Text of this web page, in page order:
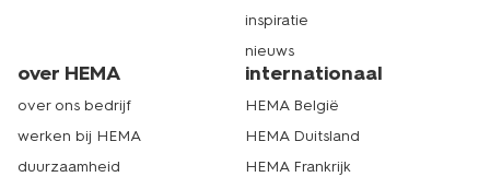
inspiratie
nieuws
over HEMA
over ons bedrijf
werken bij HEMA
duurzaamheid
internationaal
HEMA België
HEMA Duitsland
HEMA Frankrijk